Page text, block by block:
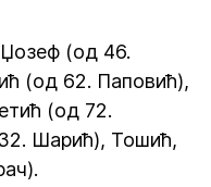
(од 46.
(од 62. Паповић),
(од 72.
Шарић), Тошић,